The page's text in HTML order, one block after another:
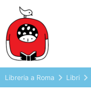
Libreria a Roma Libri